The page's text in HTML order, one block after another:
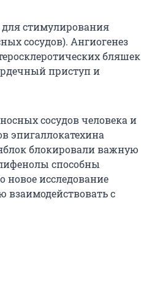
стимулирования
сосудов). Ангиогенез
бляшек
приступ и
сосудов человека и
эпигаллокатехина
блокировали важную
способны
новое исследование
с